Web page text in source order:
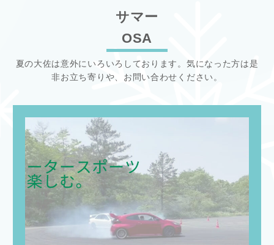
サマー
OSA
夏の大佐は意外にいろいろしております。気になった方は是
非お立ち寄りや、お問い合わせください。